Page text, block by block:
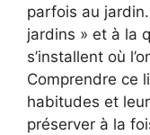
parfois au
jardins » et à la
s’installent où
Comprendre ce
habitudes et
préserver à la